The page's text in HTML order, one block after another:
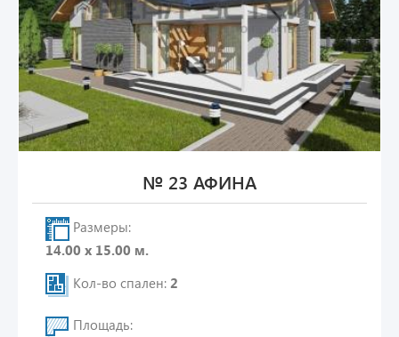
№ 23 АФИНА
Размеры:
14.00 х 15.00 м.
Кол-во спален: 2
Площадь: